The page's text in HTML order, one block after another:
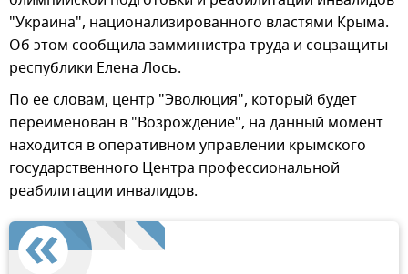
"Украина", национализированного властями Крыма.
Об этом сообщила замминистра труда и соцзащиты
республики Елена Лось.
По ее словам, центр "Эволюция", который будет
переименован в "Возрождение", на данный момент
находится в оперативном управлении крымского
государственного Центра профессиональной
реабилитации инвалидов.